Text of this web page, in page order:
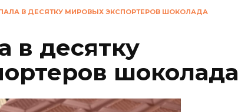
В ДЕСЯТКУ МИРОВЫХ ЭКСПОРТЕРОВ ШОКОЛАДА
в десятку
шоколада